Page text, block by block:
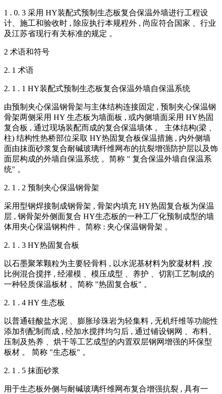
1 . 0. 3 采用 HY装配式预制生态板复合保温外墙进行工程设
计、施工和验收时 , 除应执行本规程外 , 尚应符合国家 、行业
及江苏省现行有关标准的规定 。
2 术语和符号
2. 1 术语
2. 1 . 1 HY装配式预制生态板复合保温外墙自保温系统
由预制夹心保温钢骨架与主体结构连接固定 , 预制夹心保温钢
骨架两侧采用 HY 生态板为墙面板 , 或内侧墙面采用 HY热固
复合板 , 通过现场装配而成的复合保温墙体 。 主体结构(梁 、
柱) 结构性热桥部位采取 HY热固复合板保温措施 , 内外侧墙
面由抹面砂浆复合耐碱玻璃纤维网布的抗裂增强防护层以及饰
面层构成的外墙自保温系统 。简称 " 复合保温外墙自保温系
统" 。
2. 1 . 2 预制夹心保温钢骨架
采用型钢焊接制成钢骨架 , 骨架内填充 HY热固复合板为保温
层 , 钢骨架外侧面复合 HY生态板的一种工厂化预制成型的墙
体用夹心保温钢构件 。简称 : 夹心保温钢骨架 。
2. 1 . 3 HY热固复合板
以石墨聚苯颗粒为主要轻骨料 , 以水泥基材料为胶凝材料 ,按
比例混合搅拌 , 经灌模 、模压成型 、养护 、切割工艺制成的
一种轻质保温板材 。简称 "热固复合板" 。
2. 1 . 4 HY 生态板
以普通硅酸盐水泥 、膨胀珍珠岩为轻集料 , 无机纤维等功能性
添加剂配制而成 , 经加水搅拌均匀后 , 通过铺设钢网 、布料、
压制及热养 、烘干等工艺成型的内置双层钢网增强的环保型
板材 。 简称 "生态板" 。
2. 1 . 5 抹面砂浆
用于生态板外侧与耐碱玻璃纤维网布复合增强抗裂 , 具有一